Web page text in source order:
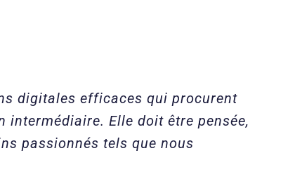
digitales efficaces qui procurent
intermédiaire. Elle doit être pensée,
passionnés tels que nous